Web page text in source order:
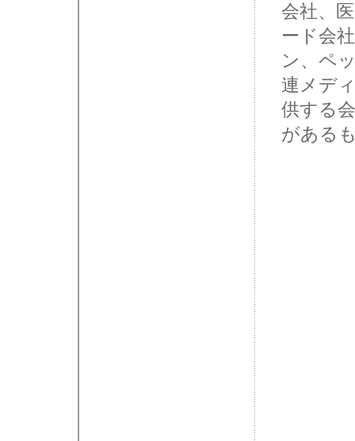
会社、
ード会
ン、ペ
連メデ
供する
がある